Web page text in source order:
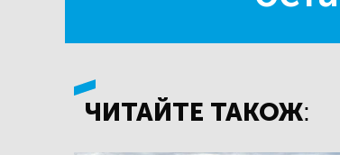
ЧИТАЙТЕ ТАКОЖ: